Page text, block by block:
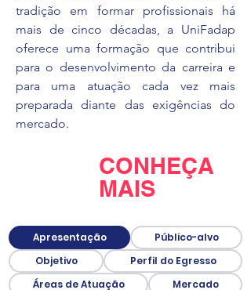
tradição em formar profissionais há
mais de cinco décadas, a UniFadap
oferece uma formação que contribui
para o desenvolvimento da carreira e
para uma atuação cada vez mais
preparada diante das exigências do
mercado.
CONHEÇA
MAIS
Apresentação
Público-alvo
Objetivo
Perfil do Egresso
Áreas de Atuação
Mercado